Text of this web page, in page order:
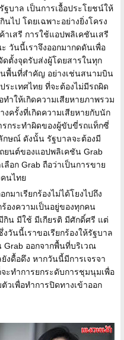
บาล เป็นการเอื้อประโยชน์ให้
ไป โดยเฉพาะอย่างยิ่งโครง
าเสรี การใช้แอปพลิเคชันเสรี
วันนี้เราจึงออกมากดดันเพื่อ
ตั้งจุดรับส่งผู้โดยสารในทุก
นพื้นที่สำคัญ อย่างเช่นสนามบิน
ะเทศไทย ที่จะต้องไม่มีรถผิด
ำให้เกิดความเสียหายภาพรวม
ครั้งที่เกิดความเสียหายกับนัก
รกระทำผิดของผู้ขับขี่รถแท็กซี่
กษณ์ ดังนั้น รัฐบาลจะต้องมี
ยนต์ของแอปพลิเคชัน Grab
อก Grab ถือว่าเป็นการขาย
นไทย
มาเรียกร้องไม่ได้โยงไปถึง
ร้องความเป็นอยู่ของทุกคน
กิน มีใช้ มีเกียรติ มีศักดิ์ศรี แต่
วันนี้เราขอเรียกร้องให้รัฐบาล
ออกจากพื้นที่บริเวณ
ดื้อดึง หากวันนี้มีการเจรจา
ะทำการยกระดับการชุมนุมเพื่อ
วเพื่อทำการปิดทางเข้าออก